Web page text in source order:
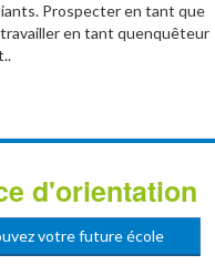
Prospecter en tant que
en tant quenquêteur
d'orientation
votre future école